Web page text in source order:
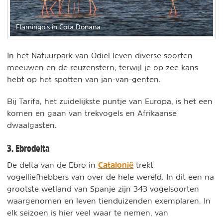
Flamingo's in Cota Doñana
In het Natuurpark van Odiel leven diverse soorten
meeuwen en de reuzenstern, terwijl je op zee kans
hebt op het spotten van jan-van-genten.
Bij Tarifa, het zuidelijkste puntje van Europa, is het een
komen en gaan van trekvogels en Afrikaanse
dwaalgasten.
3. Ebrodelta
De delta van de Ebro in Catalonië trekt
vogelliefhebbers van over de hele wereld. In dit een na
grootste wetland van Spanje zijn 343 vogelsoorten
waargenomen en leven tienduizenden exemplaren. In
elk seizoen is hier veel waar te nemen, van